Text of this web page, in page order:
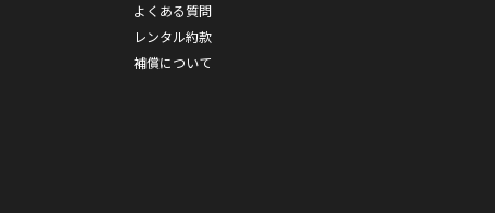
よくある質問
レンタル約款
補償について